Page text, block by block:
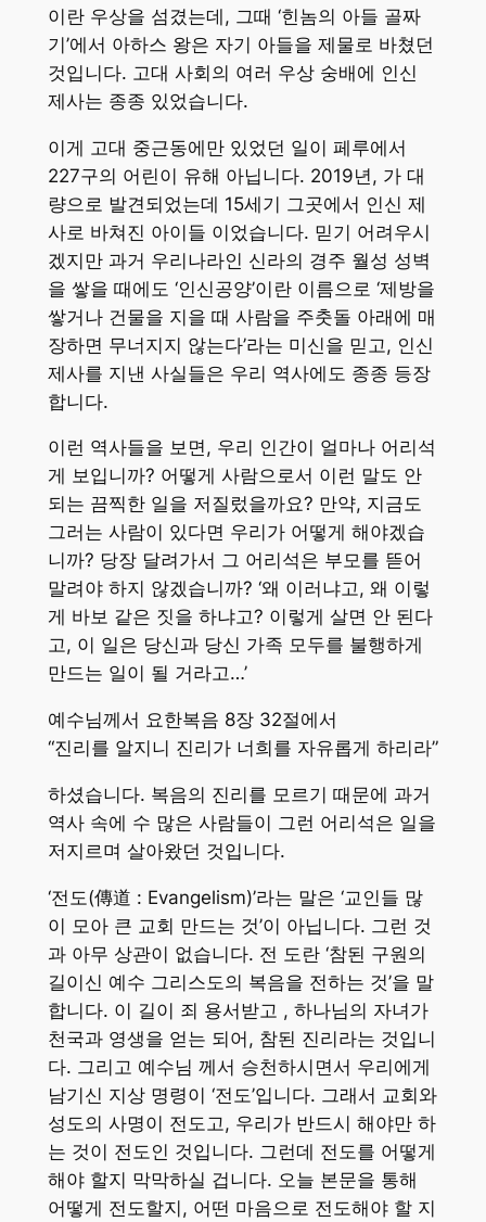
이란 우상을 섬겼는데, 그때 ‘힌놈의 아들 골짜
기’에서 아하스 왕은 자기 아들을 제물로 바쳤던
것입니다. 고대 사회의 여러 우상 숭배에 인신
제사는 종종 있었습니다.
이게 고대 중근동에만 있었던 일이 페루에서
227구의 어린이 유해 아닙니다. 2019년, 가 대
량으로 발견되었는데 15세기 그곳에서 인신 제
사로 바쳐진 아이들 이었습니다. 믿기 어려우시
겠지만 과거 우리나라인 신라의 경주 월성 성벽
을 쌓을 때에도 ‘인신공양’이란 이름으로 ‘제방을
쌓거나 건물을 지을 때 사람을 주춧돌 아래에 매
장하면 무너지지 않는다’라는 미신을 믿고, 인신
제사를 지낸 사실들은 우리 역사에도 종종 등장
합니다.
이런 역사들을 보면, 우리 인간이 얼마나 어리석
게 보입니까? 어떻게 사람으로서 이런 말도 안
되는 끔찍한 일을 저질렀을까요? 만약, 지금도
그러는 사람이 있다면 우리가 어떻게 해야겠습
니까? 당장 달려가서 그 어리석은 부모를 뜯어
말려야 하지 않겠습니까? ‘왜 이러냐고, 왜 이렇
게 바보 같은 짓을 하냐고? 이렇게 살면 안 된다
고, 이 일은 당신과 당신 가족 모두를 불행하게
만드는 일이 될 거라고…’
예수님께서 요한복음 8장 32절에서
“진리를 알지니 진리가 너희를 자유롭게 하리라”
하셨습니다. 복음의 진리를 모르기 때문에 과거
역사 속에 수 많은 사람들이 그런 어리석은 일을
저지르며 살아왔던 것입니다.
‘전도(傳道 : Evangelism)’라는 말은 ‘교인들 많
이 모아 큰 교회 만드는 것’이 아닙니다. 그런 것
과 아무 상관이 없습니다. 전 도란 ‘참된 구원의
길이신 예수 그리스도의 복음을 전하는 것’을 말
합니다. 이 길이 죄 용서받고 , 하나님의 자녀가
천국과 영생을 얻는 되어, 참된 진리라는 것입니
다. 그리고 예수님 께서 승천하시면서 우리에게
남기신 지상 명령이 ‘전도’입니다. 그래서 교회와
성도의 사명이 전도고, 우리가 반드시 해야만 하
는 것이 전도인 것입니다. 그런데 전도를 어떻게
해야 할지 막막하실 겁니다. 오늘 본문을 통해
어떻게 전도할지, 어떤 마음으로 전도해야 할 지